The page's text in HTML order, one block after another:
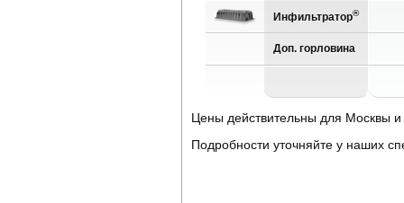
Инфильтратор®
Доп. горловина
Цены действительны для Москвы и
Подробности уточняйте у наших